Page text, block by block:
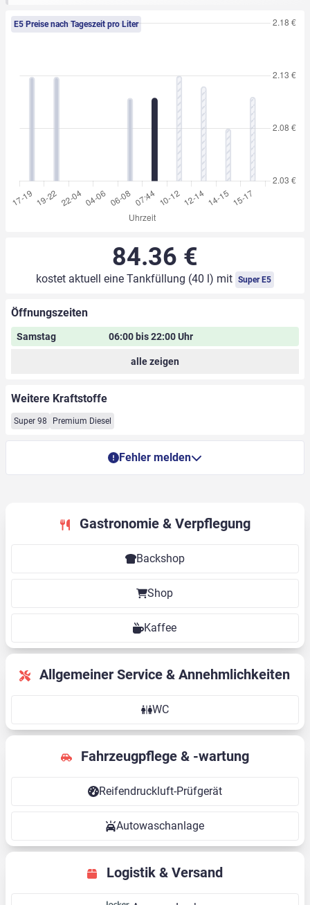
E5 Preise nach Tageszeit pro Liter
84.36 €
kostet aktuell eine Tankfüllung (40 l) mit Super E5
Öffnungszeiten
Samstag 06:00 bis 22:00 Uhr
alle zeigen
Weitere Kraftstoffe
Super 98 Premium Diesel
Fehler melden
Gastronomie & Verpflegung
Backshop
Shop
Kaffee
Allgemeiner Service & Annehmlichkeiten
WC
Fahrzeugpflege & -wartung
Reifendruckluft-Prüfgerät
Autowaschanlage
Logistik & Versand